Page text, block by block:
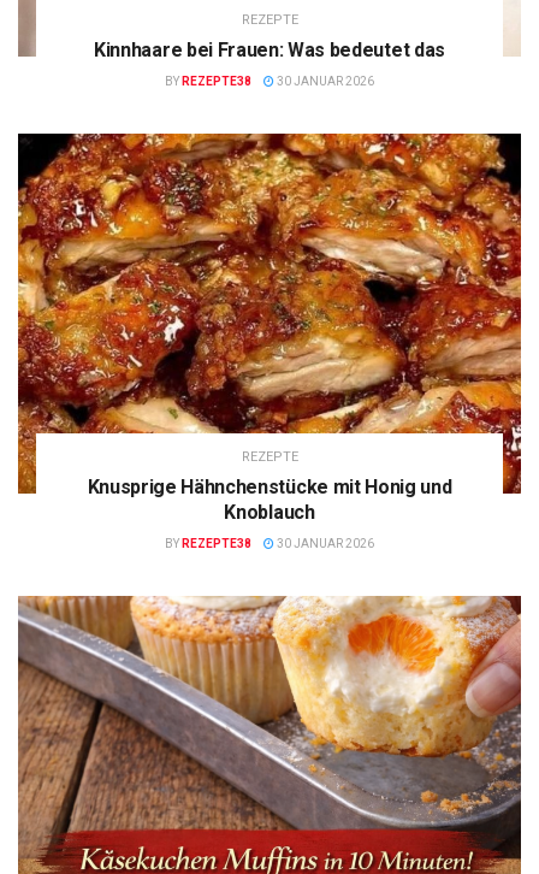
REZEPTE
Kinnhaare bei Frauen: Was bedeutet das
BY REZEPTE38 30 JANUAR 2026
REZEPTE
Knusprige Hähnchenstücke mit Honig und
Knoblauch
BY REZEPTE38 30 JANUAR 2026